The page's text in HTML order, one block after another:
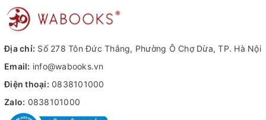
Địa chỉ: Số 278 Tôn Đức Thắng, Phường Ô Chợ Dừa, TP. Hà Nội
Email: info@wabooks.vn
Điện thoại: 0838101000
Zalo: 0838101000